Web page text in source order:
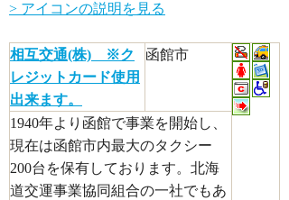
> アイコンの説明を見る
相互交通(株) ※ク
レジットカード使用
出来ます。
函館市
1940年より函館で事業を開始し、
現在は函館市内最大のタクシー
200台を保有しております。北海
道交運事業協同組合の一社でもあ